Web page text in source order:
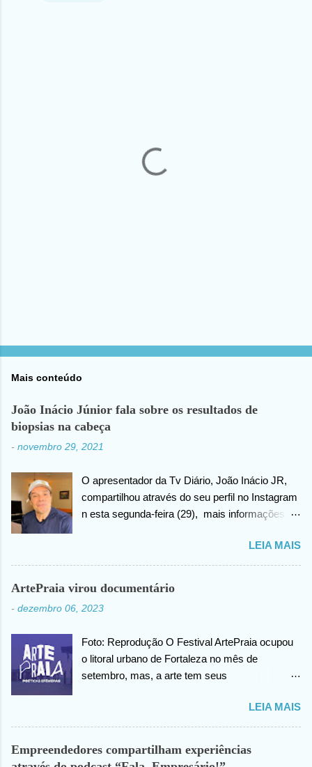
Mais conteúdo
João Inácio Júnior fala sobre os resultados de
biopsias na cabeça
- novembro 29, 2021
O apresentador da Tv Diário, João Inácio JR,
compartilhou através do seu perfil no Instagram
n esta segunda-feira (29), mais informações
cabeça há alguns dias atrás. João confirma que
os resultados foram negativos para câncer de
cabeça, posteriormente ele agradece ao criador
outro momento no vídeo compartilhado na
da sua saúde.
LEIA MAIS
ArtePraia virou documentário
- dezembro 06, 2023
Foto: Reprodução O Festival ArtePraia ocupou
o litoral urbano de Fortaleza no mês de
setembro, mas, a arte tem seus
Nesta quinta-feira (07), o festival vai lançar o
mini documentário “ArtePraia: Poéticas
Efêmeras” - mostrando um pouco da energia
que moveu o Festival, que este ano propôs
LEIA MAIS
Empreendedores compartilham experiências